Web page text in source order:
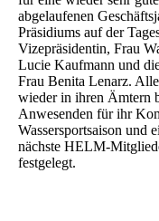
abgelaufenen
Präsidiums auf der
Vizepräsidentin, Frau
Lucie Kaufmann und
Frau Benita Lenarz.
wieder in ihren Ämtern
Anwesenden für ihr
Wassersportsaison und
nächste HELM-
festgelegt.